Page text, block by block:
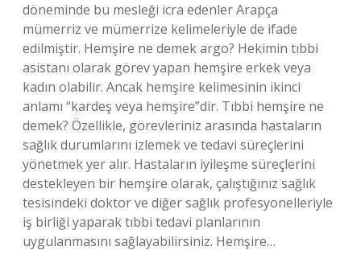
döneminde bu mesleği icra edenler Arapça
mümerriz ve mümerrize kelimeleriyle de ifade
edilmiştir. Hemşire ne demek argo? Hekimin tıbbi
asistanı olarak görev yapan hemşire erkek veya
kadın olabilir. Ancak hemşire kelimesinin ikinci
anlamı “kardeş veya hemşire”dir. Tıbbi hemşire ne
demek? Özellikle, görevleriniz arasında hastaların
sağlık durumlarını izlemek ve tedavi süreçlerini
yönetmek yer alır. Hastaların iyileşme süreçlerini
destekleyen bir hemşire olarak, çalıştığınız sağlık
tesisindeki doktor ve diğer sağlık profesyonelleriyle
iş birliği yaparak tıbbi tedavi planlarının
uygulanmasını sağlayabilirsiniz. Hemşire…